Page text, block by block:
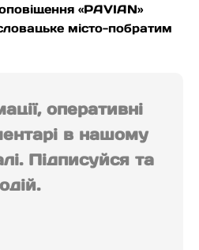
«PAVIAN»
місто-побратим
оперативні
в нашому
Підписуйся та